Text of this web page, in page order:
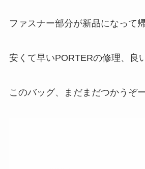
ファスナー部分が新品になって
安くて早いPORTERの修理、良
このバッグ、まだまだつかうぞー